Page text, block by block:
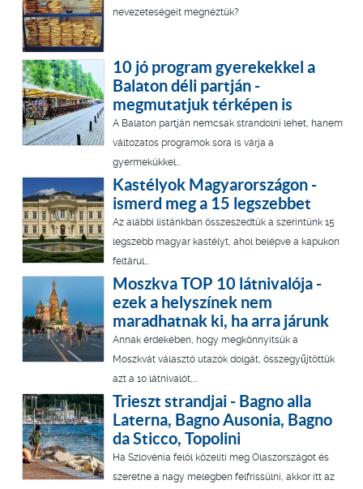
nevezeteségeit megnéztük?
10 jó program gyerekekkel a
Balaton déli partján -
megmutatjuk térképen is
A Balaton partján nemcsak strandolni lehet, hanem
változatos programok sora is várja a
gyermekükkel...
Kastélyok Magyarországon -
ismerd meg a 15 legszebbet
Az alábbi listánkban összeszedtük a szerintünk 15
legszebb magyar kastélyt, ahol belépve a kapukon
feltárul...
Moszkva TOP 10 látnivalója -
ezek a helyszínek nem
maradhatnak ki, ha arra járunk
Annak érdekében, hogy megkönnyítsük a
Moszkvát választó utazók dolgát, összegyűjtöttük
azt a 10 látnivalót,...
Trieszt strandjai - Bagno alla
Laterna, Bagno Ausonia, Bagno
da Sticco, Topolini
Ha Szlovénia felöl közelíti meg Olaszországot és
szeretne a nagy melegben felfrissülni, akkor itt az